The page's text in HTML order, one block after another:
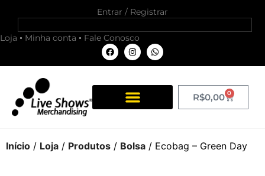
Entrar / Registrar
Loja Minha conta Fale Conosco
R$0,00 0
Início / Loja / Produtos / Bolsa / Ecobag – Green Day